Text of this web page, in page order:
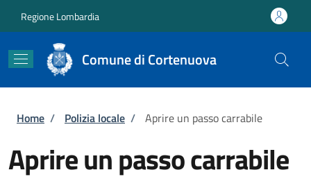
Regione Lombardia
Comune di Cortenuova
Briciole di pane
Home / Polizia locale / Aprire un passo carrabile
Aprire un passo carrabile